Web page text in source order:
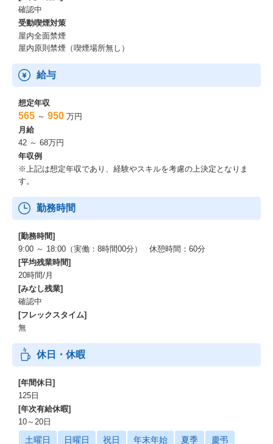
確認中
受動喫煙対策
屋内全面禁煙
屋内原則禁煙（喫煙場所無し）
給与
想定年収
565 ～ 950 万円
月給
42 ～ 68万円
年収例
※上記は想定年収であり、経験やスキルを考慮の上決定となりま
す。
勤務時間
[勤務時間]
9:00 ～ 18:00（実働：8時間00分） 休憩時間：60分
[平均残業時間]
20時間/月
[みなし残業]
確認中
[フレックスタイム]
無
休日・休暇
[年間休日]
125日
[年次有給休暇]
10～20日
土曜日 日曜日 祝日 年末年始 夏季 慶弔